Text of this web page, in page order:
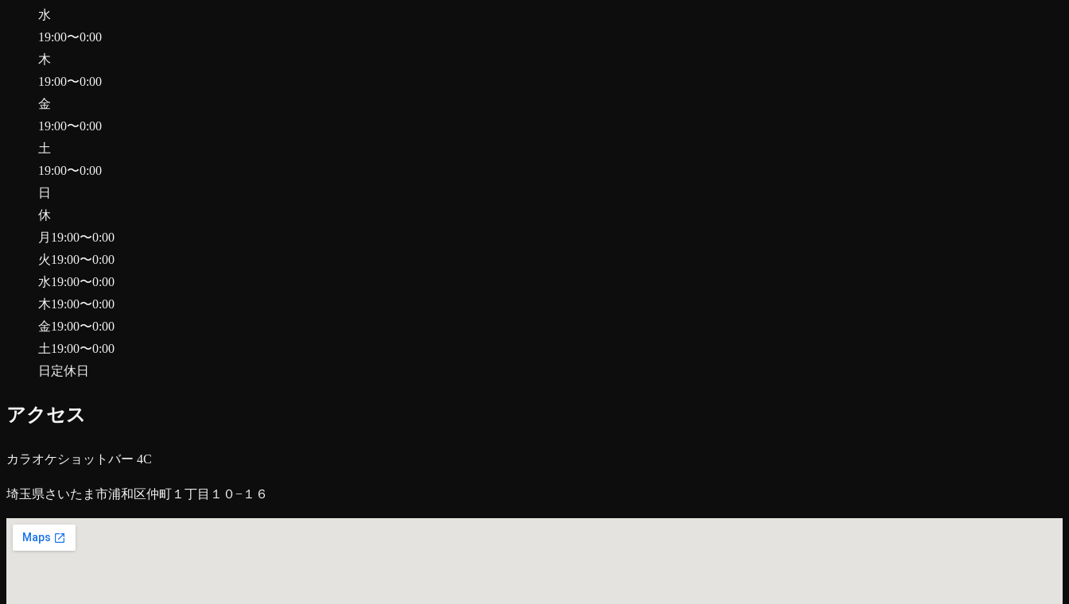
水
19:00〜0:00
木
19:00〜0:00
金
19:00〜0:00
土
19:00〜0:00
日
休
月 19:00〜0:00
火19:00〜0:00
水19:00〜0:00
木19:00〜0:00
金19:00〜0:00
土19:00〜0:00
日 定休日
アクセス
カラオケショットバー 4C
埼玉県さいたま市浦和区仲町１丁目１０−１６